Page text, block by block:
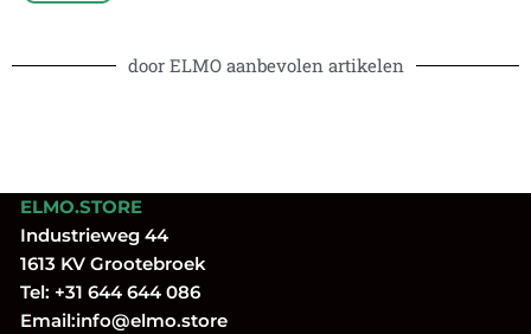
door ELMO aanbevolen artikelen
ELMO.STORE
Industrieweg 44
1613 KV Grootebroek
Tel: +31 644 644 086
Email:info@elmo.store